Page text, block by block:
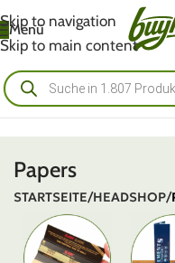
Skip to navigation
Skip to main content
Menü
Papers
STARTSEITE/HEADSHOP/